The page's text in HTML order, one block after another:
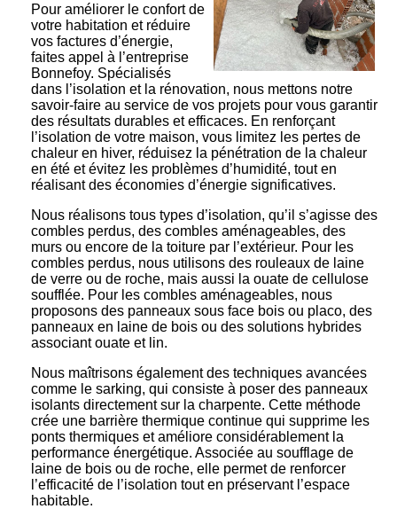
Pour améliorer le confort de
votre habitation et réduire
vos factures d’énergie,
faites appel à l’entreprise
Bonnefoy. Spécialisés
dans l’isolation et la rénovation, nous mettons notre
savoir-faire au service de vos projets pour vous garantir
des résultats durables et efficaces. En renforçant
l’isolation de votre maison, vous limitez les pertes de
chaleur en hiver, réduisez la pénétration de la chaleur
en été et évitez les problèmes d’humidité, tout en
réalisant des économies d’énergie significatives.
Nous réalisons tous types d’isolation, qu’il s’agisse des
combles perdus, des combles aménageables, des
murs ou encore de la toiture par l’extérieur. Pour les
combles perdus, nous utilisons des rouleaux de laine
de verre ou de roche, mais aussi la ouate de cellulose
soufflée. Pour les combles aménageables, nous
proposons des panneaux sous face bois ou placo, des
panneaux en laine de bois ou des solutions hybrides
associant ouate et lin.
Nous maîtrisons également des techniques avancées
comme le sarking, qui consiste à poser des panneaux
isolants directement sur la charpente. Cette méthode
crée une barrière thermique continue qui supprime les
ponts thermiques et améliore considérablement la
performance énergétique. Associée au soufflage de
laine de bois ou de roche, elle permet de renforcer
l’efficacité de l’isolation tout en préservant l’espace
habitable.